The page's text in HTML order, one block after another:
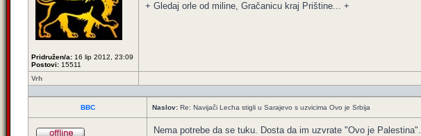
Pridružen/a: 16 lip 2012, 23:09
Postovi: 15511
+ Gledaj orle od miline, Gračanicu kraj Prištine... +
Vrh
BBC Naslov: Re: Navijači Lecha stigli u Sarajevo s uzvicima Ovo je Srbija
Nema potrebe da se tuku. Dosta da im uzvrate "Ovo je Palestina".